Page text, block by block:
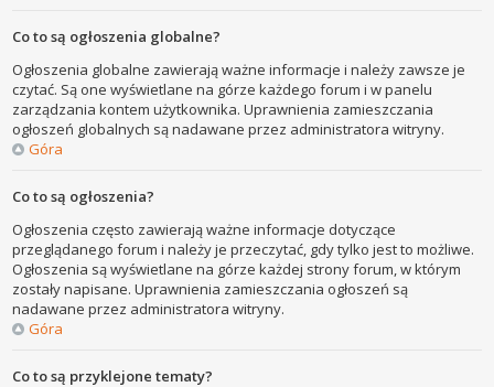
Co to są ogłoszenia globalne?
Ogłoszenia globalne zawierają ważne informacje i należy zawsze je
czytać. Są one wyświetlane na górze każdego forum i w panelu
zarządzania kontem użytkownika. Uprawnienia zamieszczania
ogłoszeń globalnych są nadawane przez administratora witryny.
Góra
Co to są ogłoszenia?
Ogłoszenia często zawierają ważne informacje dotyczące
przeglądanego forum i należy je przeczytać, gdy tylko jest to możliwe.
Ogłoszenia są wyświetlane na górze każdej strony forum, w którym
zostały napisane. Uprawnienia zamieszczania ogłoszeń są
nadawane przez administratora witryny.
Góra
Co to są przyklejone tematy?